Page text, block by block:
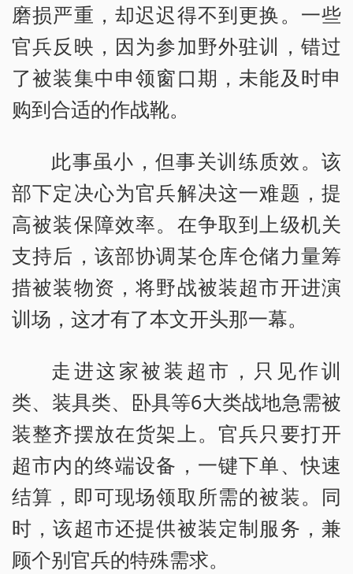
磨损严重，却迟迟得不到更换。一些
官兵反映，因为参加野外驻训，错过
了被装集中申领窗口期，未能及时申
购到合适的作战靴。
此事虽小，但事关训练质效。该
部下定决心为官兵解决这一难题，提
高被装保障效率。在争取到上级机关
支持后，该部协调某仓库仓储力量筹
措被装物资，将野战被装超市开进演
训场，这才有了本文开头那一幕。
走进这家被装超市，只见作训
类、装具类、卧具等6大类战地急需被
装整齐摆放在货架上。官兵只要打开
超市内的终端设备，一键下单、快速
结算，即可现场领取所需的被装。同
时，该超市还提供被装定制服务，兼
顾个别官兵的特殊需求。